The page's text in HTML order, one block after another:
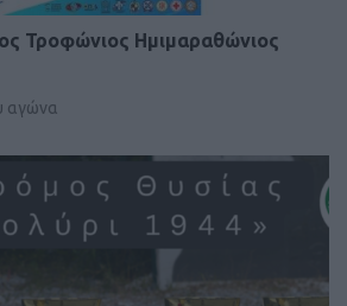
Τροφώνιος Ημιμαραθώνιος
αγώνα